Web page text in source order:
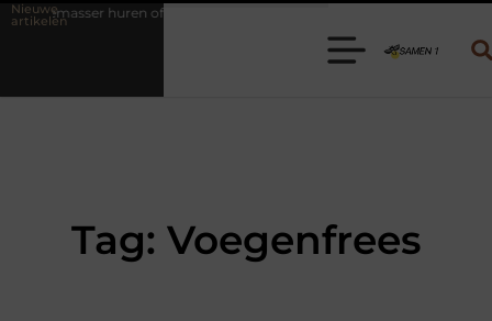
Nieuwe
artikelen huren of bagagewagen huren? Kies de juiste aanhanger voor
Tag: Voegenfrees